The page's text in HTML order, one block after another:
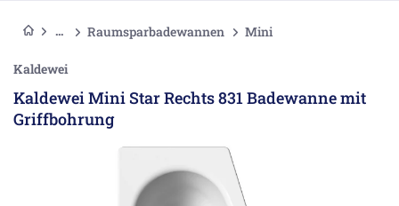
Raumsparbadewannen Mini
Kaldewei
Kaldewei Mini Star Rechts 831 Badewanne mit
Griffbohrung